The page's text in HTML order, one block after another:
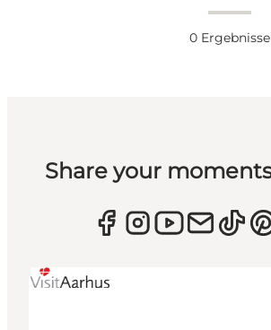
0 Ergebnisse
Share your